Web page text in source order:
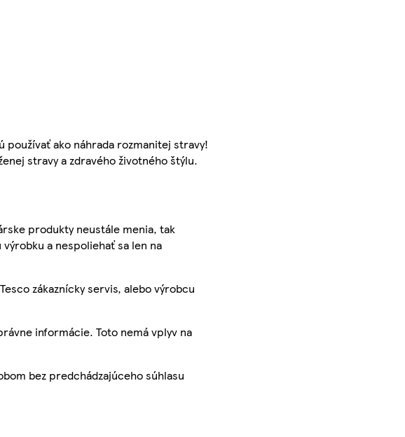
používať ako náhrada rozmanitej stravy!
stravy a zdravého životného štýlu.
produkty neustále menia, tak
a nespoliehať sa len na
zákaznícky servis, alebo výrobcu
informácie. Toto nemá vplyv na
bez predchádzajúceho súhlasu